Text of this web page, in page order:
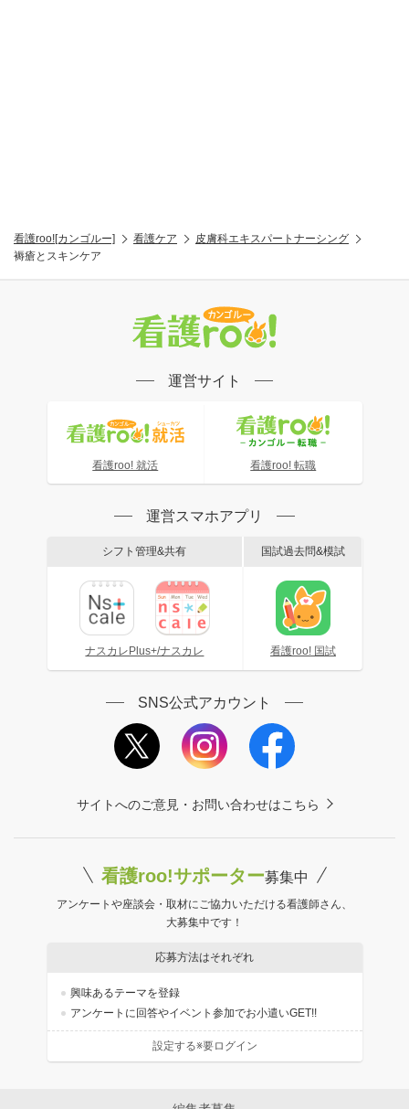
看護roo![カンゴルー] 看護ケア
皮膚科エキスパートナーシング
褥瘡とスキンケア
運営サイト
看護roo! 就活 看護roo! 転職
運営スマホアプリ
シフト管理&共有
ナスカレPlus+/ナスカレ
国試過去問&模試
看護roo! 国試
SNS公式アカウント
サイトへのご意見・お問い合わせはこちら
看護roo!サポーター募集中
アンケートや座談会・取材にご協力いただける看護師さん、
大募集中です！
応募方法はそれぞれ
興味あるテーマを登録
アンケートに回答やイベント参加でお小遣いGET!!
設定する※要ログイン